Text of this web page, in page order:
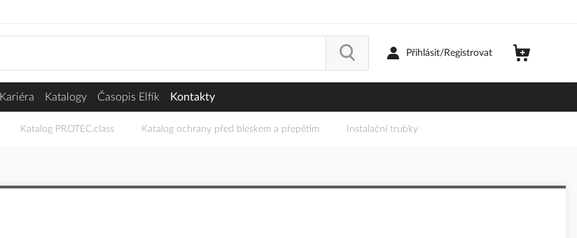
Přihlásit/Registrovat
Kariéra Katalogy Časopis Elfík Kontakty
Katalog PROTEC.class Katalog ochrany před bleskem a přepětím Instalační trubky